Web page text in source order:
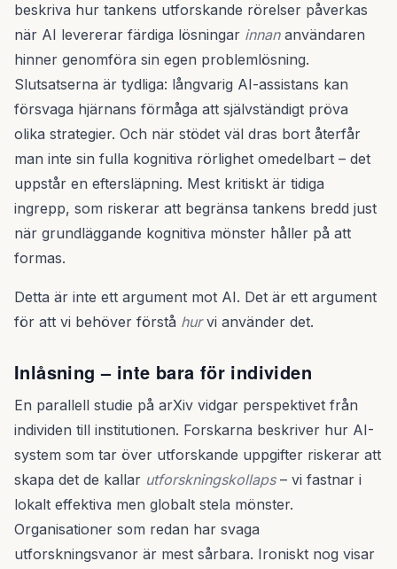
beskriva hur tankens utforskande rörelser påverkas
när AI levererar färdiga lösningar innananvändaren
hinner genomföra sin egen problemlösning.
Slutsatserna är tydliga: långvarig AI-assistans kan
försvaga hjärnans förmåga att självständigt pröva
olika strategier. Och när stödet väl dras bort återfår
man inte sin fulla kognitiva rörlighet omedelbart – det
uppstår en eftersläpning. Mest kritiskt är tidiga
ingrepp, som riskerar att begränsa tankens bredd just
när grundläggande kognitiva mönster håller på att
formas.
Detta är inte ett argument mot AI. Det är ett argument
för att vi behöver förstå hurvi använder det.
Inlåsning – inte bara för individen
En parallell studie på arXiv vidgar perspektivet från
individen till institutionen. Forskarna beskriver hur AI-
system som tar över utforskande uppgifter riskerar att
skapa det de kallar utforskningskollaps– vi fastnar i
lokalt effektiva men globalt stela mönster.
Organisationer som redan har svaga
utforskningsvanor är mest sårbara. Ironiskt nog visar